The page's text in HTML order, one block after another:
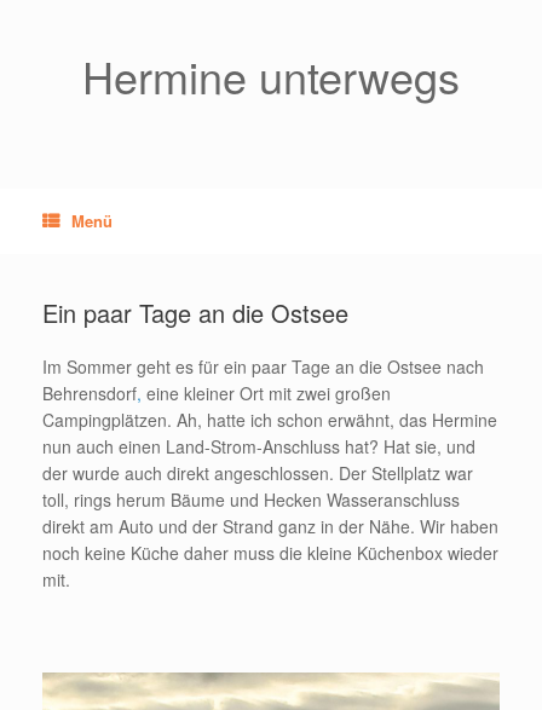
Hermine unterwegs
Menü
Ein paar Tage an die Ostsee
Im Sommer geht es für ein paar Tage an die Ostsee nach
Behrensdorf, eine kleiner Ort mit zwei großen
Campingplätzen. Ah, hatte ich schon erwähnt, das Hermine
nun auch einen Land-Strom-Anschluss hat? Hat sie, und
der wurde auch direkt angeschlossen. Der Stellplatz war
toll, rings herum Bäume und Hecken Wasseranschluss
direkt am Auto und der Strand ganz in der Nähe. Wir haben
noch keine Küche daher muss die kleine Küchenbox wieder
mit.